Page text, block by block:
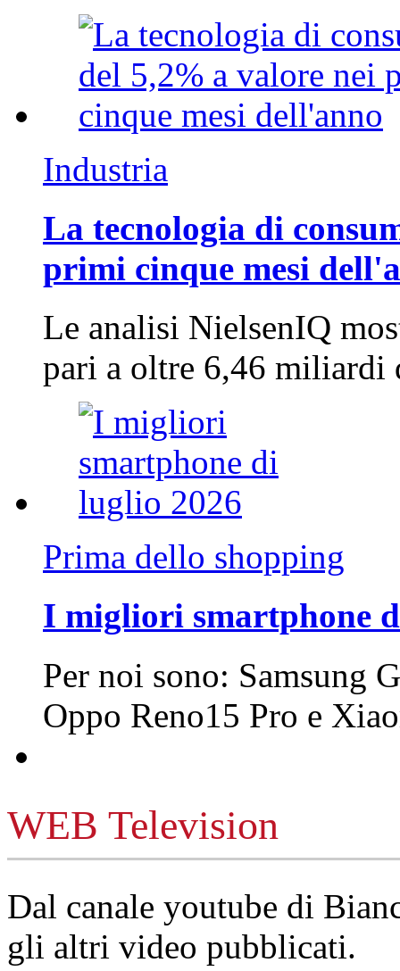
Industria
La tecnologia di
primi cinque mesi
Le analisi NielsenIQ
pari a oltre 6,46
Prima dello shopping
I migliori smartphone
Per noi sono: Samsung
Oppo Reno15 Pro e
WEB Television
Dal canale youtube di
gli altri video pubblicati.